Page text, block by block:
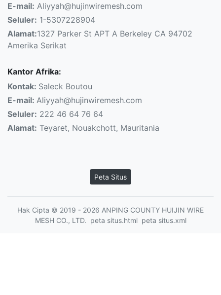
E-mail: Aliyyah@hujinwiremesh.com
Seluler: 1-5307228904
Alamat:1327 Parker St APT A Berkeley CA 94702
Amerika Serikat
Kantor Afrika:
Kontak: Saleck Boutou
E-mail: Aliyyah@hujinwiremesh.com
Seluler: 222 46 64 76 64
Alamat: Teyaret, Nouakchott, Mauritania
Peta Situs
Hak Cipta © 2019 - 2026 ANPING COUNTY HUIJIN WIRE
MESH CO., LTD. peta situs.html peta situs.xml